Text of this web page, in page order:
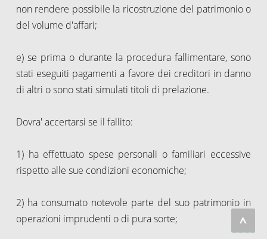
non rendere possibile la ricostruzione del patrimonio o
del volume d'affari;
e) se prima o durante la procedura fallimentare, sono
stati eseguiti pagamenti a favore dei creditori in danno
di altri o sono stati simulati titoli di prelazione.
Dovra' accertarsi se il fallito:
1) ha effettuato spese personali o familiari eccessive
rispetto alle sue condizioni economiche;
2) ha consumato notevole parte del suo patrimonio in
operazioni imprudenti o di pura sorte;
^